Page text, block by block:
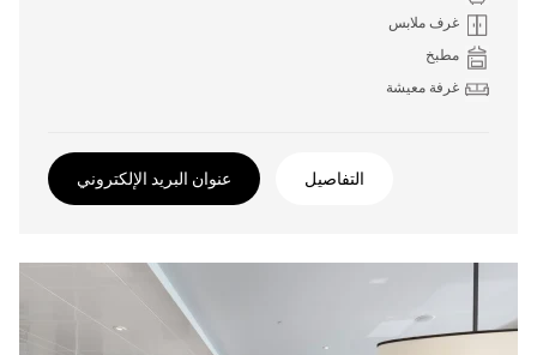
غرف ملابس
مطبخ
غرفة معيشة
التفاصيل عنوان البريد الإلكتروني